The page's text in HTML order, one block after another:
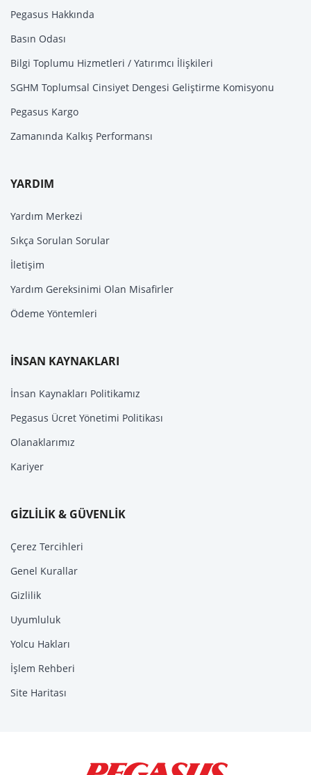
Pegasus Hakkında
Basın Odası
Bilgi Toplumu Hizmetleri / Yatırımcı İlişkileri
SGHM Toplumsal Cinsiyet Dengesi Geliştirme Komisyonu
Pegasus Kargo
Zamanında Kalkış Performansı
YARDIM
Yardım Merkezi
Sıkça Sorulan Sorular
İletişim
Yardım Gereksinimi Olan Misafirler
Ödeme Yöntemleri
İNSAN KAYNAKLARI
İnsan Kaynakları Politikamız
Pegasus Ücret Yönetimi Politikası
Olanaklarımız
Kariyer
GİZLİLİK & GÜVENLİK
Çerez Tercihleri
Genel Kurallar
Gizlilik
Uyumluluk
Yolcu Hakları
İşlem Rehberi
Site Haritası